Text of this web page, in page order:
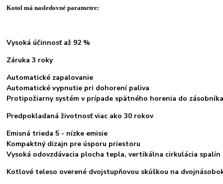
Kotol má nasledovné parametre:
Vysoká účinnosť až 92 %
Záruka 3 roky
Automatické zapalovanie
Automatické vypnutie pri dohorení paliva
Protipožiarny systém v prípade spätného horenia do
Predpokladaná životnosť viac ako 30 rokov
Emisná trieda 5 - nízke emisie
Kompaktný dizajn pre úsporu priestoru
Vysoká odovzdávacia plocha tepla, vertikálna cirkulácia spalín
Kotlové teleso overené dvojstupňovou skúškou na